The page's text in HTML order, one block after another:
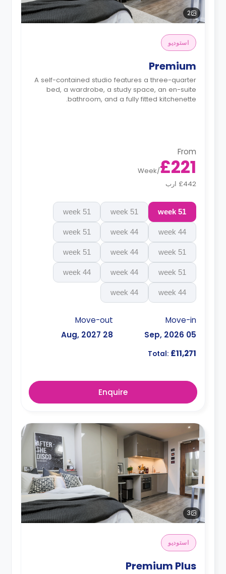
2
استوديو
Premium
A self-contained studio features a three-quarter
bed, a wardrobe, a study space, an en-suite
bathroom, and a fully fitted kitchenette.
From
£221
/
Week
£442 ارب
51 week
51 week
51 week
44 week
44 week
51 week
51 week
44 week
51 week
51 week
44 week
44 week
44 week
44 week
Move-in
05 Sep, 2026
Move-out
28 Aug, 2027
Total: £11,271
Enquire
3
استوديو
Premium Plus